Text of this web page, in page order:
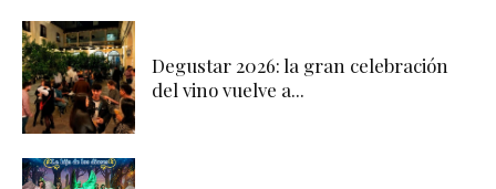
Degustar 2026: la gran celebración
del vino vuelve a...